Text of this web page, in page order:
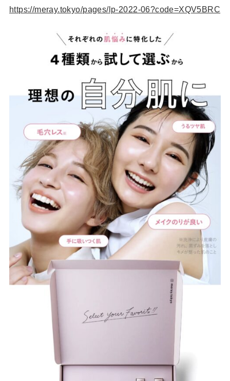
https://meray.tokyo/pages/lp-2022-06?code=XQV5BRC